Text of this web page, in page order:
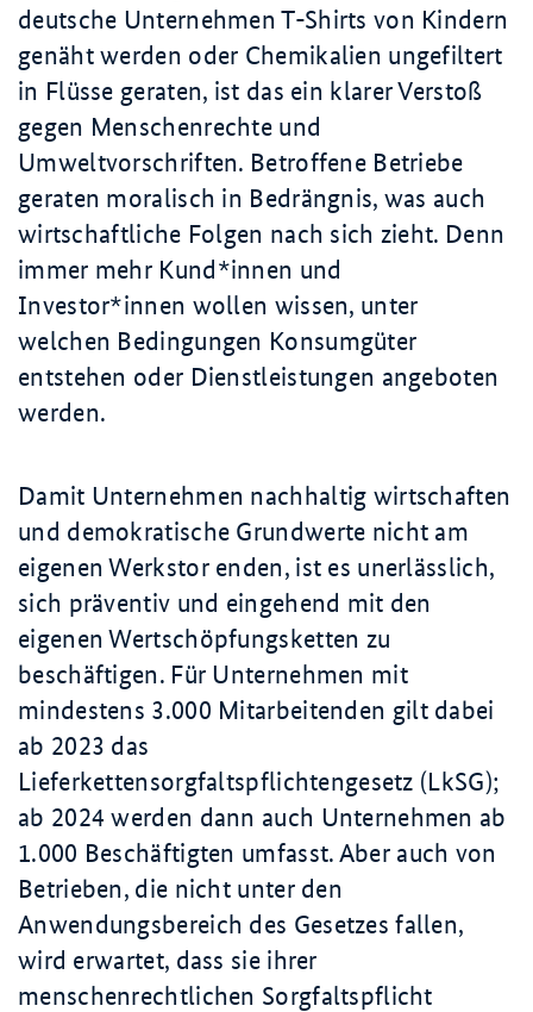
deutsche Unternehmen T-Shirts von Kindern
genäht werden oder Chemikalien ungefiltert
in Flüsse geraten, ist das ein klarer Verstoß
gegen Menschenrechte und
Umweltvorschriften. Betroffene Betriebe
geraten moralisch in Bedrängnis, was auch
wirtschaftliche Folgen nach sich zieht. Denn
immer mehr Kund*innen und
Investor*innen wollen wissen, unter
welchen Bedingungen Konsumgüter
entstehen oder Dienstleistungen angeboten
werden.
Damit Unternehmen nachhaltig wirtschaften
und demokratische Grundwerte nicht am
eigenen Werkstor enden, ist es unerlässlich,
sich präventiv und eingehend mit den
eigenen Wertschöpfungsketten zu
beschäftigen. Für Unternehmen mit
mindestens 3.000 Mitarbeitenden gilt dabei
ab 2023 das
Lieferkettensorgfaltspflichtengesetz (LkSG);
ab 2024 werden dann auch Unternehmen ab
1.000 Beschäftigten umfasst. Aber auch von
Betrieben, die nicht unter den
Anwendungsbereich des Gesetzes fallen,
wird erwartet, dass sie ihrer
menschenrechtlichen Sorgfaltspflicht